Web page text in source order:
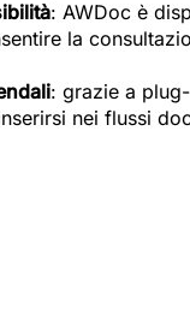
: AWDoc è
la
: grazie a
nei flussi